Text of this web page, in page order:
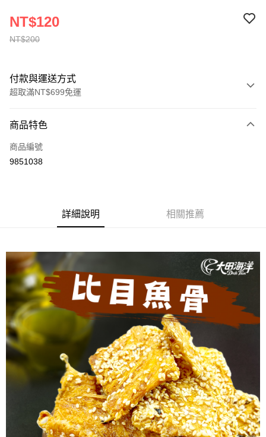
NT$200
NT$120
付款與運送方式
超取滿NT$699免運
信用卡一次付款
超商取貨付款
全盈+PAY
AFTEE先享後付
相關說明
【關於「AFTEE先享後付」】
AFTEE先享後付是「在收到商品之後才付款」的支付方式。 讓您購物簡單
便利好安心！
１．簡單：不需註冊會員、不需綁卡、不需儲值。
２．便利：只要手機號碼，簡訊認證，即可結帳。
３．安心：先確認商品／服務後，再付款。
【「AFTEE先享後付」結帳流程】
１．於結帳方式選擇「AFTEE先享後付」後，將跳轉至「AFTEE先享後付」
結帳頁面，進行簡訊認證並確認金額後，即可完成結帳。
２．訂單成立數日內，您將收到繳費通知簡訊。
３．收到繳費通知簡訊後14天內，點擊此簡訊中的連結，可透過四大超商／
ATM付款
運送方式
每筆NT$60，滿NT$699(含以上)免運費
付款後全家取貨
每筆NT$60，滿NT$699(含以上)免運費
商品特色
商品編號
9851038
詳細說明 相關推薦